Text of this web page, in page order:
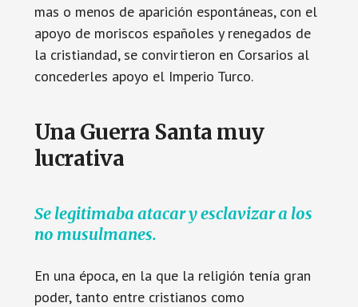
mas o menos de aparición espontáneas, con el
apoyo de moriscos españoles y renegados de
la cristiandad, se convirtieron en Corsarios al
concederles apoyo el Imperio Turco.
Una Guerra Santa muy
lucrativa
Se legitimaba atacar y esclavizar a los
no musulmanes.
En una época, en la que la religión tenía gran
poder, tanto entre cristianos como